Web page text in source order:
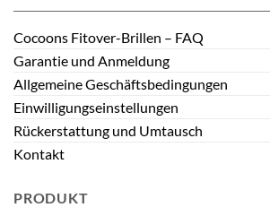
Cocoons Fitover-Brillen – FAQ
Garantie und Anmeldung
Allgemeine Geschäftsbedingungen
Einwilligungseinstellungen
Rückerstattung und Umtausch
Kontakt
PRODUKT